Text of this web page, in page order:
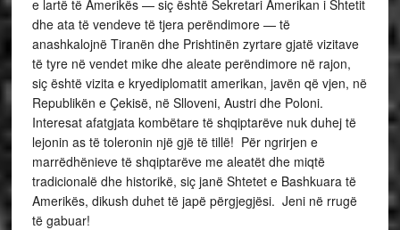
e lartë të Amerikës — siç është Sekretari Amerikan i Shtetit
dhe ata të vendeve të tjera perëndimore — të
anashkalojnë Tiranën dhe Prishtinën zyrtare gjatë vizitave
të tyre në vendet mike dhe aleate perëndimore në rajon,
siç është vizita e kryediplomatit amerikan, javën që vjen, në
Republikën e Çekisë, në Slloveni, Austri dhe Poloni.
Interesat afatgjata kombëtare të shqiptarëve nuk duhej të
lejonin as të toleronin një gjë të tillë! Për ngrirjen e
marrëdhënieve të shqiptarëve me aleatët dhe miqtë
tradicionalë dhe historikë, siç janë Shtetet e Bashkuara të
Amerikës, dikush duhet të japë përgjegjësi. Jeni në rrugë
të gabuar!